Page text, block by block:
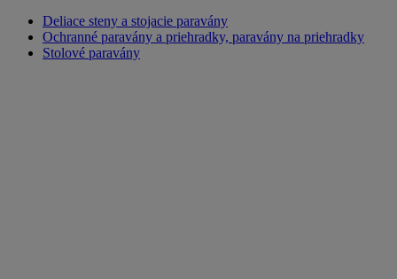
Deliace steny a stojacie paravány
Ochranné paravány a priehradky, paravány na priehradky
Stolové paravány